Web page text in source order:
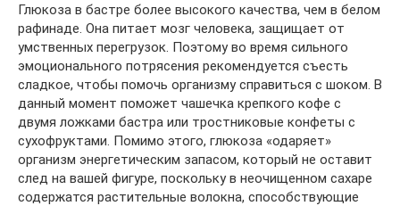
Глюкоза в бастре более высокого качества, чем в белом
рафинаде. Она питает мозг человека, защищает от
умственных перегрузок. Поэтому во время сильного
эмоционального потрясения рекомендуется съесть
сладкое, чтобы помочь организму справиться с шоком. В
данный момент поможет чашечка крепкого кофе с
двумя ложками бастра или тростниковые конфеты с
сухофруктами. Помимо этого, глюкоза «одаряет»
организм энергетическим запасом, который не оставит
след на вашей фигуре, поскольку в неочищенном сахаре
содержатся растительные волокна, способствующие